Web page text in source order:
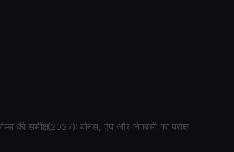
समीक्षा (2027): बोनस, ऐप और निकासी का परीक्षण